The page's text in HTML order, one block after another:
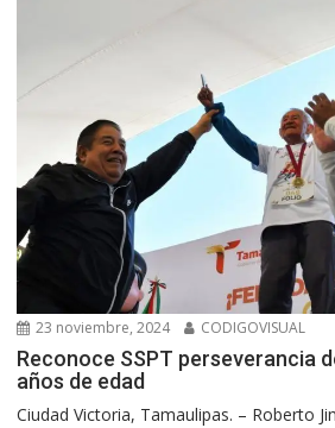
23 noviembre, 2024 CODIGOVISUAL
Reconoce SSPT perseverancia
años de edad
Ciudad Victoria, Tamaulipas. – Roberto